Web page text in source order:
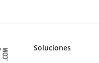
Soluciones